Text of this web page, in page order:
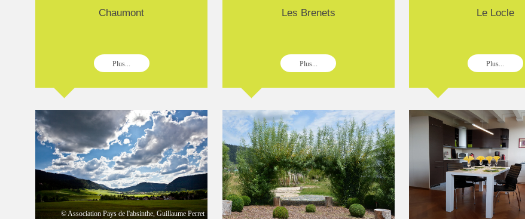
Chaumont
Plus...
Les Brenets
Plus...
Le Locle
Plus...
© Association Pays de l'absinthe, Guillaume Perret